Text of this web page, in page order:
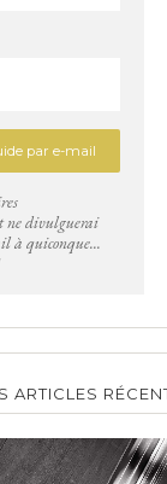
ne divulguerai
à quiconque...
ARTICLES